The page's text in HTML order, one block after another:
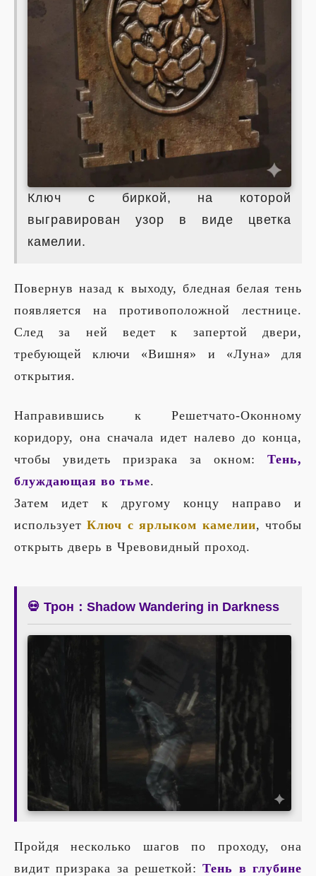
Ключ с биркой, на которой
выгравирован узор в виде цветка
камелии.
Повернув назад к выходу, бледная белая тень
появляется на противоположной лестнице.
След за ней ведет к запертой двери,
требующей ключи «Вишня» и «Луна» для
открытия.
Направившись к Решетчато-Оконному
коридору, она сначала идет налево до конца,
чтобы увидеть призрака за окном: Тень,
блуждающая во тьме.
Затем идет к другому концу направо и
используетКлюч с ярлыком камелии, чтобы
открыть дверь в Чревовидный проход.
💀 Трон：Shadow Wandering in Darkness
Пройдя несколько шагов по проходу, она
видит призрака за решеткой:Тень в глубине